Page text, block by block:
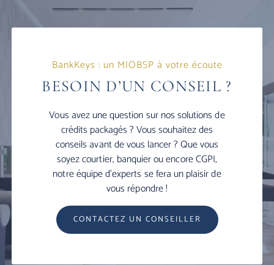
BankKeys : un MIOBSP à votre écoute
BESOIN D’UN CONSEIL ?
Vous avez une question sur nos solutions de
crédits packagés ? Vous souhaitez des
conseils avant de vous lancer ? Que vous
soyez courtier, banquier ou encore CGPI,
notre équipe d’experts se fera un plaisir de
vous répondre !
CONTACTEZ UN CONSEILLER